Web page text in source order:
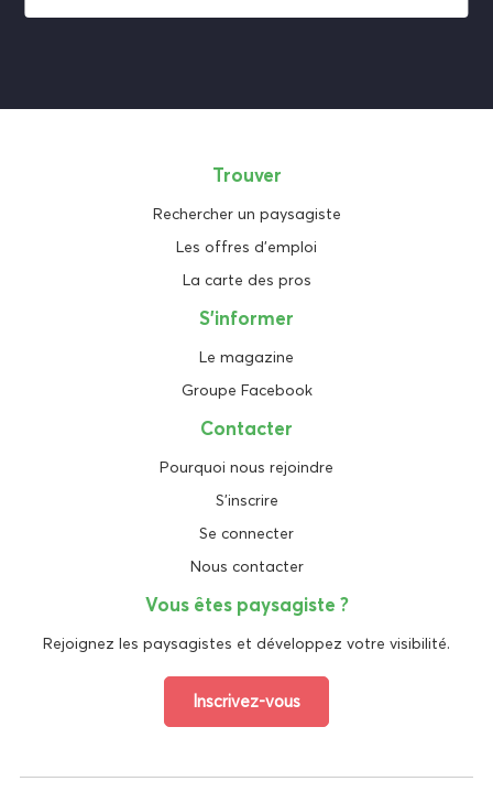
Trouver
Rechercher un paysagiste
Les offres d'emploi
La carte des pros
S'informer
Le magazine
Groupe Facebook
Contacter
Pourquoi nous rejoindre
S'inscrire
Se connecter
Nous contacter
Vous êtes paysagiste ?
Rejoignez les paysagistes et développez votre visibilité.
Inscrivez-vous